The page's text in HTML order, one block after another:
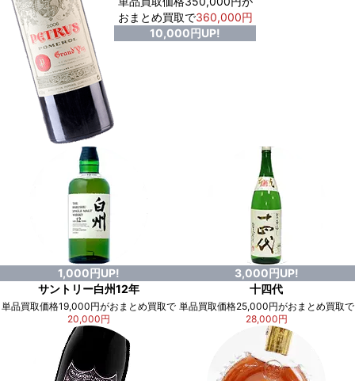
おまとめ買取で360,000円
10,000円UP!
1,000円UP!
サントリー白州12年
単品買取価格19,000円がおまとめ買取で
20,000円
3,000円UP!
十四代
単品買取価格25,000円がおまとめ買取で
28,000円